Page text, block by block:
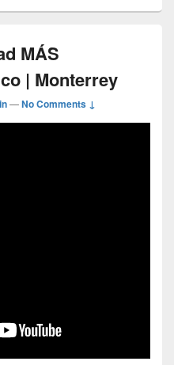
MÁS
| Monterrey
—No Comments ↓